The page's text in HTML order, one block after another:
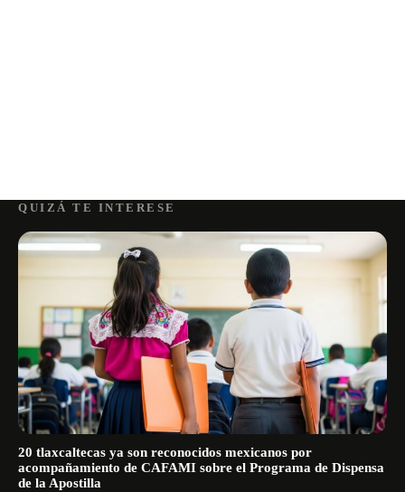
QUIZÁ TE INTERESE
20 tlaxcaltecas ya son reconocidos mexicanos por
acompañamiento de CAFAMI sobre el Programa de Dispensa
de la Apostilla